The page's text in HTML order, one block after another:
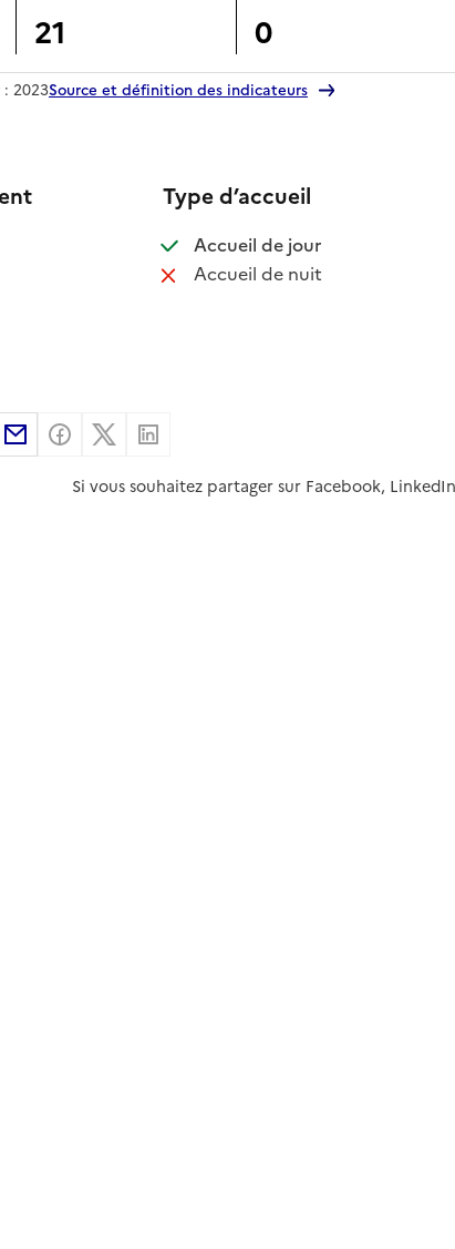
21 0
2023Source et définition des indicateurs
Type d’accueil
Accueil de jour: disponible
Accueil de nuit: non disponible
ImprimerPartager par email
Partager sur Facebook
Partager sur X
Si vous souhaitez partager sur Facebook,